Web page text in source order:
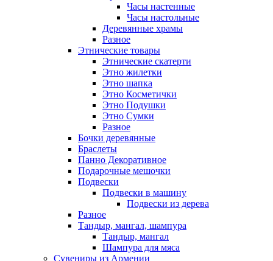
Часы настенные
Часы настольные
Деревянные храмы
Разное
Этнические товары
Этнические скатерти
Этно жилетки
Этно шапка
Этно Косметички
Этно Подушки
Этно Сумки
Разное
Бочки деревянные
Браслеты
Панно Декоративное
Подарочные мешочки
Подвески
Подвески в машину
Подвески из дерева
Разное
Тандыр, мангал, шампура
Тандыр, мангал
Шампура для мяса
Сувениры из Армении